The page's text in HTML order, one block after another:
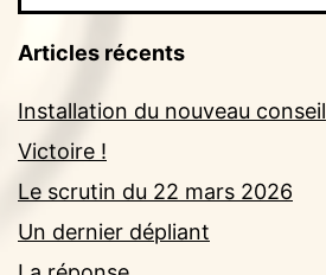
Articles récents
Installation du nouveau conseil
Victoire !
Le scrutin du 22 mars 2026
Un dernier dépliant